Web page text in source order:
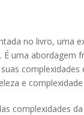
no livro, uma
uma abordagem
e complexidade
complexidades